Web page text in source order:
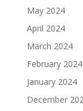
May 2024
April 2024
March 2024
February 2024
January 2024
December